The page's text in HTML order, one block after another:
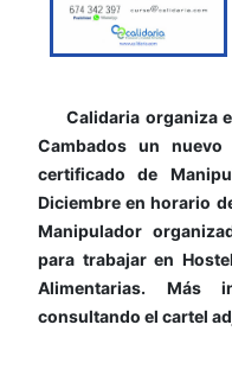
Calidaria organiza
Cambados un
certificado de
Diciembre en horario
Manipulador
para trabajar en
Alimentarias. Más
consultando el cartel